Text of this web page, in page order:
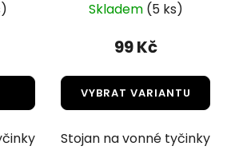
Skladem (5 ks)
99 Kč
VYBRAT VARIANTU
Stojan na vonné tyčinky